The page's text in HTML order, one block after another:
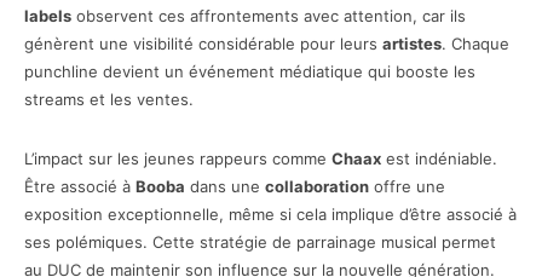
labels observent ces affrontements avec attention, car ils
génèrent une visibilité considérable pour leurs artistes. Chaque
punchline devient un événement médiatique qui booste les
streams et les ventes.
L’impact sur les jeunes rappeurs comme Chaax est indéniable.
Être associé à Booba dans une collaboration offre une
exposition exceptionnelle, même si cela implique d’être associé à
ses polémiques. Cette stratégie de parrainage musical permet
au DUC de maintenir son influence sur la nouvelle génération.